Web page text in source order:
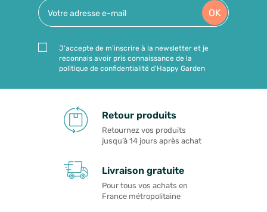
OK
J'accepte de m'inscrire à la newsletter et je
reconnais avoir pris connaissance de la
politique de confidentialité d'Happy Garden
Retour produits
Retournez vos produits
jusqu’à 14 jours après achat
Livraison gratuite
Pour tous vos achats en
France métropolitaine